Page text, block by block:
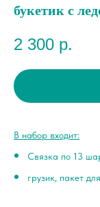
букетик с
2 300 р.
В набор входит:
Связка по 13
грузик, пакет